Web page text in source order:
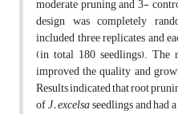
moderate pruning and 3-
design was completely
included three replicates and
(in total 180 seedlings). The
improved the quality and
Results indicated that root
ofJ. excelsaseedlings and